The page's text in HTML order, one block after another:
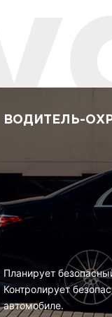
ВОДИТЕЛЬ-
Планирует
Контролирует
автомобиле.